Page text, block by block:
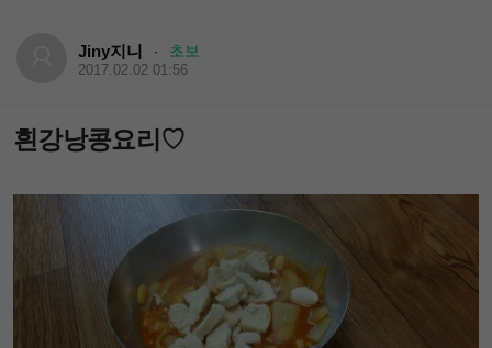
Jiny지니 · 초보
2017.02.02 01:56
흰강낭콩요리♡